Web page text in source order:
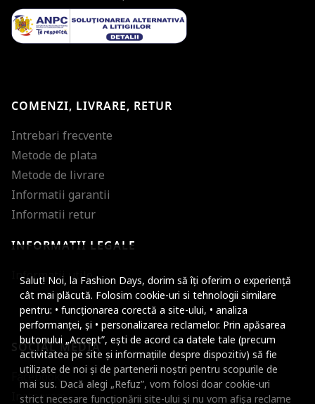
Salut! Noi, la Fashion Days, dorim să îți oferim o experiență
cât mai plăcută. Folosim cookie-uri si tehnologii similare
pentru: • funcționarea corectă a site-ului, • analiza
performanței, și • personalizarea reclamelor. Prin apăsarea
butonului „Accept”, ești de acord ca datele tale (precum
activitatea pe site și informațiile despre dispozitiv) să fie
utilizate de noi și de partenerii noștri pentru scopurile de
mai sus. Dacă alegi „Refuz”, vom folosi doar cookie-uri
strict necesare funcționării site-ului și nu vom afișa reclame
COMENZI, LIVRARE, RETUR
Intrebari frecvente
Metode de plata
Metode de livrare
Informatii garantii
Informatii retur
INFORMATII LEGALE
Informatii utile
SOCIAL MEDIA
Facebook
Instagram
Micsoreaza
Mareste spatierea
Micsoreaza
Mareste inaltimea